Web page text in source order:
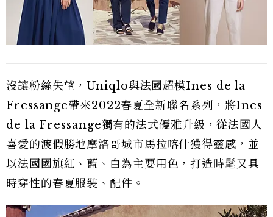
沒讓粉絲失望，Uniqlo與法國超模Ines de la
Fressange帶來2022春夏全新聯名系列，將Ines
de la Fressange獨有的法式優雅升級，從法國人
喜愛的渡假勝地摩洛哥城市馬拉喀什獲得靈感，並
以法國國旗紅、藍、白為主要用色，打造時髦又具
時穿性的春夏服裝、配件。